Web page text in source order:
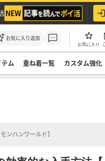
お気に入り追加
お気に入り
ム 重ね着一覧 カスタム強化
ンハンワールド】